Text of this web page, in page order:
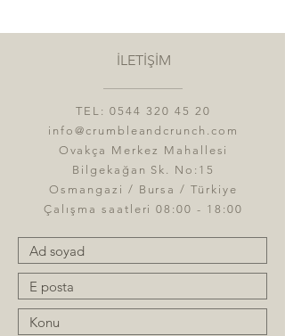
İLETİŞİM
TEL:0544 320 45 20
info@crumbleandcrunch.com
Ovakça Merkez Mahallesi
Bilgekağan Sk. No:15
Osmangazi / Bursa / Türkiye
Çalışma saatleri 08:00 - 18:00